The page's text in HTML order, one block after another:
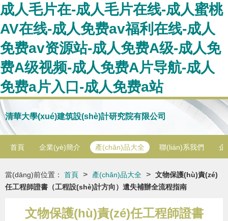
成人毛片在-成人毛片在线-成人蜜桃
AV在线-成人免费av福利在线-成人
免费av资源站-成人免费A级-成人免
费A级视频-成人免费A片导航-成人
免费a片入口-成人免费a站
清華大學(xué)建筑設(shè)計研究院有限公司
首頁 企業(yè)簡介 產(chǎn)品大全 聯(lián)系我們 企
當(dāng)前位置： 首頁 > 產(chǎn)品大全 > 文物保護(hù)責(zé)
任工程師證書（工程設(shè)計方向）遺失補辦全流程指南
文物保護(hù)責(zé)任工程師證書